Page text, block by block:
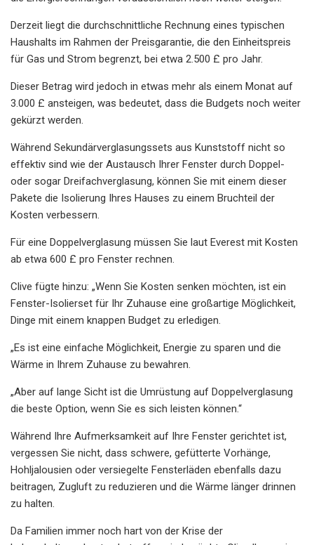
Derzeit liegt die durchschnittliche Rechnung eines typischen
Haushalts im Rahmen der Preisgarantie, die den Einheitspreis
für Gas und Strom begrenzt, bei etwa 2.500 £ pro Jahr.
Dieser Betrag wird jedoch in etwas mehr als einem Monat auf
3.000 £ ansteigen, was bedeutet, dass die Budgets noch weiter
gekürzt werden.
Während Sekundärverglasungssets aus Kunststoff nicht so
effektiv sind wie der Austausch Ihrer Fenster durch Doppel-
oder sogar Dreifachverglasung, können Sie mit einem dieser
Pakete die Isolierung Ihres Hauses zu einem Bruchteil der
Kosten verbessern.
Für eine Doppelverglasung müssen Sie laut Everest mit Kosten
ab etwa 600 £ pro Fenster rechnen.
Clive fügte hinzu: „Wenn Sie Kosten senken möchten, ist ein
Fenster-Isolierset für Ihr Zuhause eine großartige Möglichkeit,
Dinge mit einem knappen Budget zu erledigen.
„Es ist eine einfache Möglichkeit, Energie zu sparen und die
Wärme in Ihrem Zuhause zu bewahren.
„Aber auf lange Sicht ist die Umrüstung auf Doppelverglasung
die beste Option, wenn Sie es sich leisten können.“
Während Ihre Aufmerksamkeit auf Ihre Fenster gerichtet ist,
vergessen Sie nicht, dass schwere, gefütterte Vorhänge,
Hohljalousien oder versiegelte Fensterläden ebenfalls dazu
beitragen, Zugluft zu reduzieren und die Wärme länger drinnen
zu halten.
Da Familien immer noch hart von der Krise der